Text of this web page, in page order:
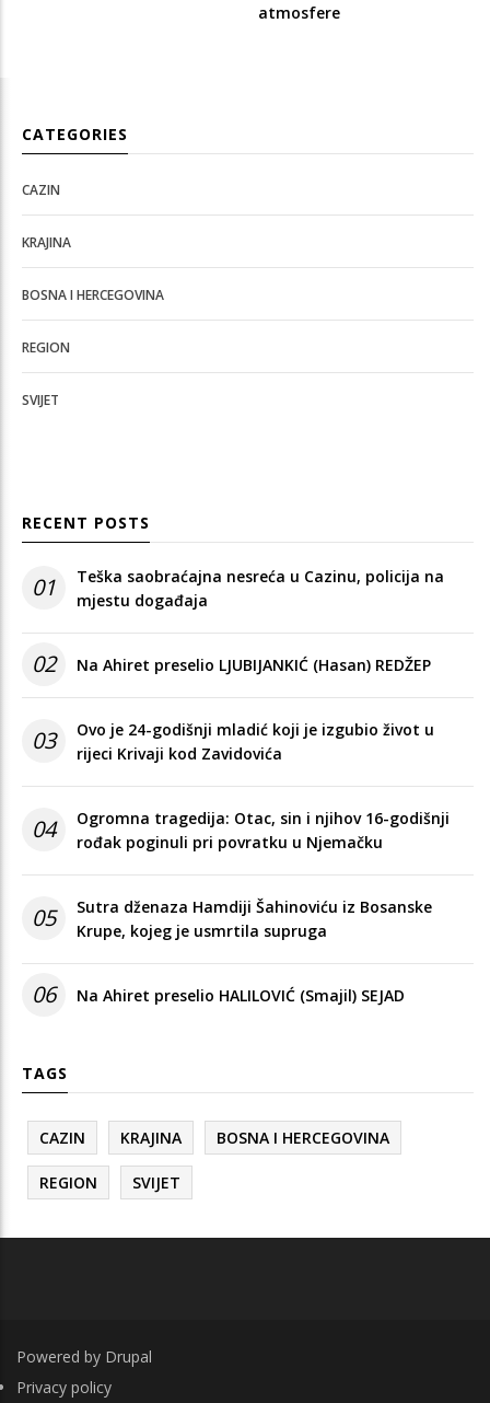
atmosfere
CATEGORIES
CAZIN
KRAJINA
BOSNA I HERCEGOVINA
REGION
SVIJET
RECENT POSTS
01
Teška saobraćajna nesreća u Cazinu, policija na
mjestu događaja
02 Na Ahiret preselio LJUBIJANKIĆ (Hasan) REDŽEP
03
Ovo je 24-godišnji mladić koji je izgubio život u
rijeci Krivaji kod Zavidovića
04
Ogromna tragedija: Otac, sin i njihov 16-godišnji
rođak poginuli pri povratku u Njemačku
05
Sutra dženaza Hamdiji Šahinoviću iz Bosanske
Krupe, kojeg je usmrtila supruga
06 Na Ahiret preselio HALILOVIĆ (Smajil) SEJAD
TAGS
CAZIN KRAJINA BOSNA I HERCEGOVINA
REGION SVIJET
Powered by Drupal
FOOTER
Privacy policy